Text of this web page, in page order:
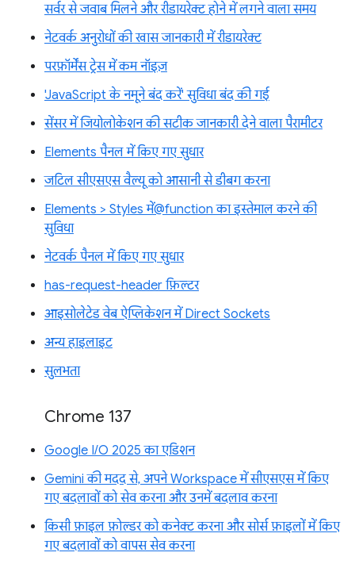
सर्वर से जवाब मिलने और रीडायरेक्ट होने में लगने वाला समय
नेटवर्क अनुरोधों की खास जानकारी में रीडायरेक्ट
परफ़ॉर्मेंस ट्रेस में कम नॉइज़
'JavaScript के नमूने बंद करें' सुविधा बंद की गई
सेंसर में जियोलोकेशन की सटीक जानकारी देने वाला पैरामीटर
Elements पैनल में किए गए सुधार
जटिल सीएसएस वैल्यू को आसानी से डीबग करना
Elements > Styles में@function का इस्तेमाल करने की
सुविधा
नेटवर्क पैनल में किए गए सुधार
has-request-header फ़िल्टर
आइसोलेटेड वेब ऐप्लिकेशन में Direct Sockets
अन्य हाइलाइट
सुलभता
Chrome 137
Google I/O 2025 का एडिशन
Gemini की मदद से, अपने Workspace में सीएसएस में किए
गए बदलावों को सेव करना और उनमें बदलाव करना
किसी फ़ाइल फ़ोल्डर को कनेक्ट करना और सोर्स फ़ाइलों में किए
गए बदलावों को वापस सेव करना